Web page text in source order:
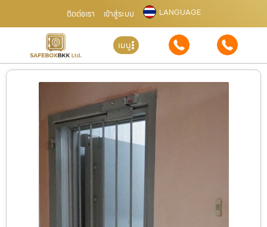
ติดต่อเรา เข้าสู่ระบบ LANGUAGE
เมนู